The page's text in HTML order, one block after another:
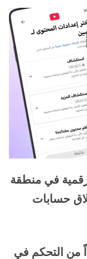
في منطقة
حسابات
من التحكم في